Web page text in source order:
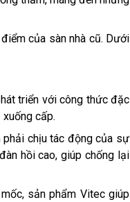
của sàn nhà cũ. Dưới
triển với công thức đặc
cấp.
chịu tác động của sự
hồi cao, giúp chống lại
sản phẩm Vitec giúp